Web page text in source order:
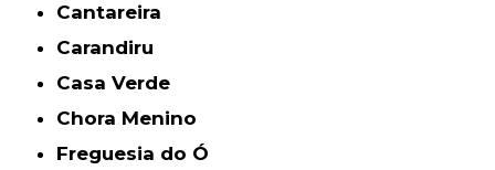
Cantareira
Carandiru
Casa Verde
Chora Menino
Freguesia do Ó